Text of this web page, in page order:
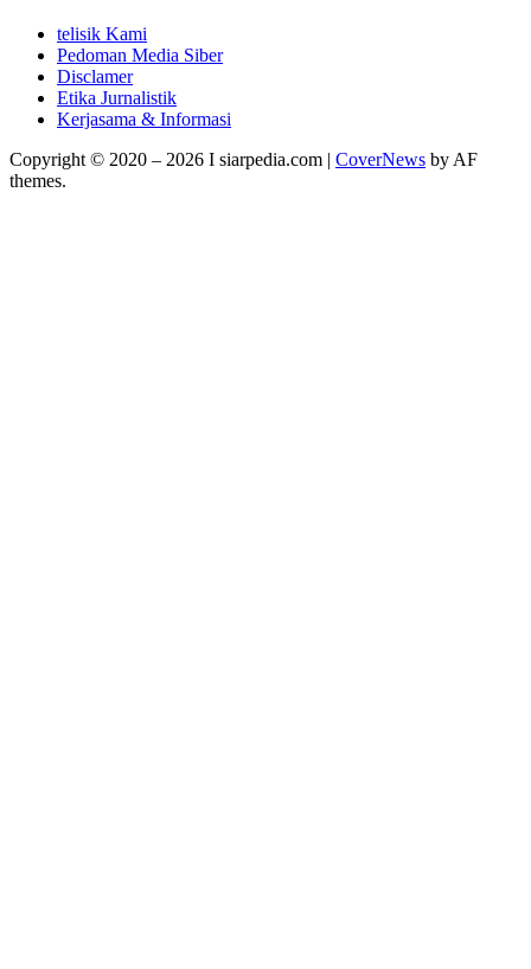
telisik Kami
Pedoman Media Siber
Disclamer
Etika Jurnalistik
Kerjasama & Informasi
Copyright © 2020 – 2026 I siarpedia.com | CoverNews by AF
themes.